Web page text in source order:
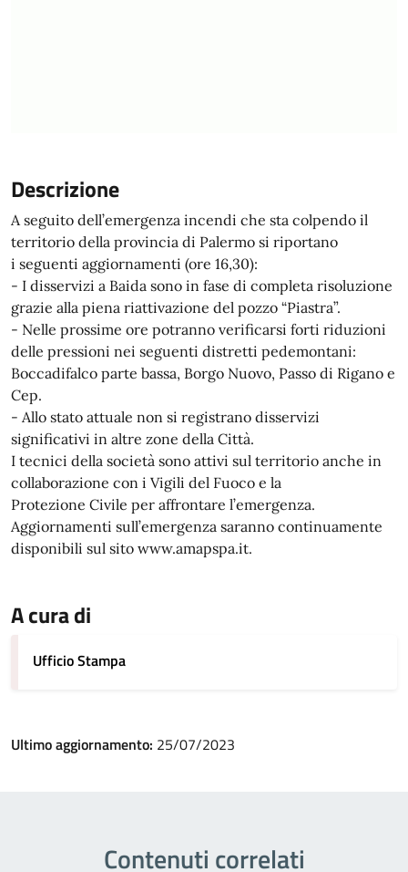
Descrizione
A seguito dell’emergenza incendi che sta colpendo il
territorio della provincia di Palermo si riportano
i seguenti aggiornamenti (ore 16,30):
- I disservizi a Baida sono in fase di completa risoluzione
grazie alla piena riattivazione del pozzo “Piastra”.
- Nelle prossime ore potranno verificarsi forti riduzioni
delle pressioni nei seguenti distretti pedemontani:
Boccadifalco parte bassa, Borgo Nuovo, Passo di Rigano e
Cep.
- Allo stato attuale non si registrano disservizi
significativi in altre zone della Città.
I tecnici della società sono attivi sul territorio anche in
collaborazione con i Vigili del Fuoco e la
Protezione Civile per affrontare l’emergenza.
Aggiornamenti sull’emergenza saranno continuamente
disponibili sul sito www.amapspa.it.
A cura di
Ufficio Stampa
Ultimo aggiornamento: 25/07/2023
Contenuti correlati